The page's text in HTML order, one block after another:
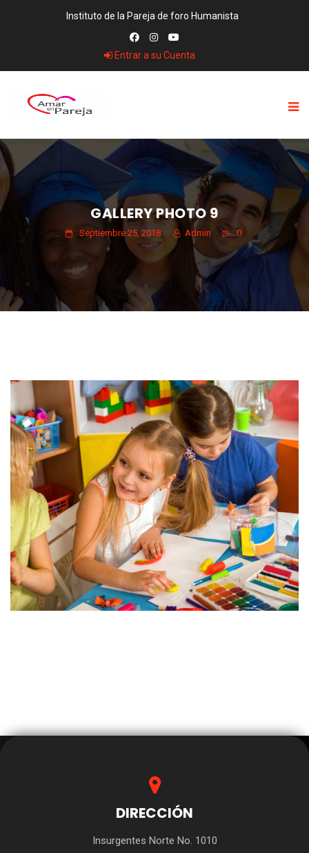
Instituto de la Pareja de foro Humanista
Entrar a su Cuenta
GALLERY PHOTO 9
Septiembre 25, 2018 Admin 0
DIRECCIÓN
Insurgentes Norte No. 1010